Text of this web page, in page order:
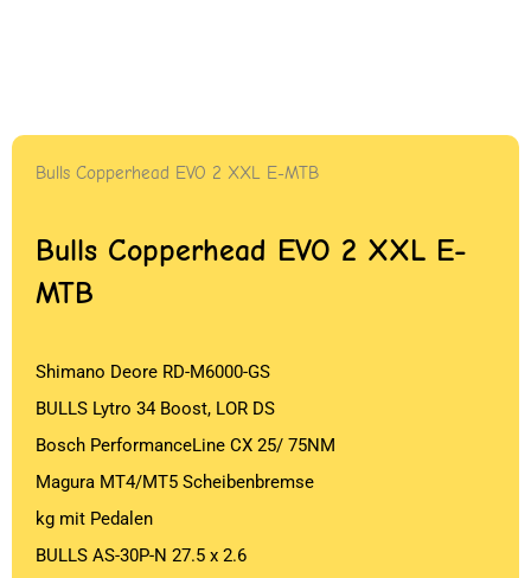
Bulls Copperhead EVO 2 XXL E-MTB
Bulls Copperhead EVO 2 XXL E-
MTB
Shimano Deore RD-M6000-GS
BULLS Lytro 34 Boost, LOR DS
Bosch PerformanceLine CX 25/ 75NM
Magura MT4/MT5 Scheibenbremse
kg mit Pedalen
BULLS AS-30P-N 27.5 x 2.6